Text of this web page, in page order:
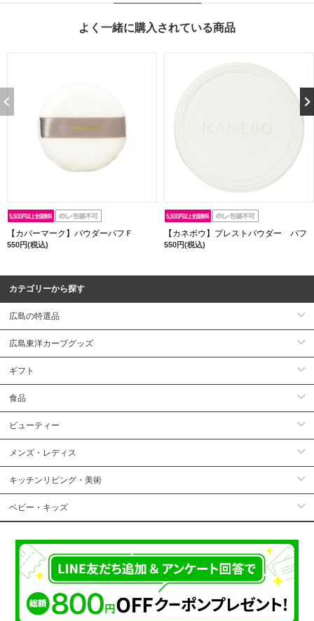
よく一緒に購入されている商品
【カバーマーク】パウダーパフＦ
550円(税込)
【カネボウ】プレストパウダー パフ
550円(税込)
カテゴリーから探す
広島の特選品
広島東洋カープグッズ
ギフト
食品
ビューティー
メンズ・レディス
キッチンリビング・美術
ベビー・キッズ